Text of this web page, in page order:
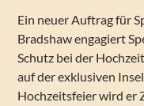
Ein neuer Auftrag für
Bradshaw engagiert
Schutz bei der
auf der exklusiven
Hochzeitsfeier wird er